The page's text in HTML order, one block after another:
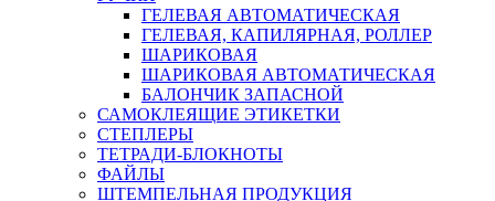
ГЕЛЕВАЯ АВТОМАТИЧЕСКАЯ
ГЕЛЕВАЯ, КАПИЛЯРНАЯ, РОЛЛЕР
ШАРИКОВАЯ
ШАРИКОВАЯ АВТОМАТИЧЕСКАЯ
БАЛОНЧИК ЗАПАСНОЙ
САМОКЛЕЯЩИЕ ЭТИКЕТКИ
СТЕПЛЕРЫ
ТЕТРАДИ-БЛОКНОТЫ
ФАЙЛЫ
ШТЕМПЕЛЬНАЯ ПРОДУКЦИЯ